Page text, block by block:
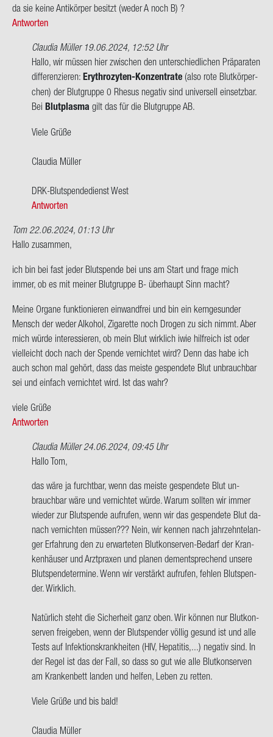
da sie keine An­ti­kör­per be­sitzt (weder A noch B) ?
Antworten
Claudia Müller19.06.2024, 12:52 Uhr
Ant­
wort
auf
Hallo,
dach­
immer
von
W.
Hallo, wir müs­sen hier zwi­schen den un­ter­schied­li­chen Prä­pa­ra­ten
dif­fe­ren­zie­ren: Erythrozyten-​Konzentrate (also rote Blut­kör­per­
chen) der Blut­grup­pe 0 Rhe­sus ne­ga­tiv sind uni­ver­sell ein­setz­bar.
Bei Blut­plas­ma gilt das für die Blut­grup­pe AB.
Viele Grüße
Clau­dia Mül­ler
DRK-​Blutspendedienst West
Antworten
Tom22.06.2024, 01:13 Uhr
Hallo zu­sam­men,
ich bin bei fast jeder Blut­spen­de bei uns am Start und frage mich
immer, ob es mit mei­ner Blut­grup­pe B- über­haupt Sinn macht?
Meine Or­ga­ne funk­tio­nie­ren ein­wand­frei und bin ein kern­ge­sun­der
Mensch der weder Al­ko­hol, Zi­ga­ret­te noch Dro­gen zu sich nimmt. Aber
mich würde in­ter­es­sie­ren, ob mein Blut wirk­lich iwie hilf­reich ist oder
viel­leicht doch nach der Spen­de ver­nich­tet wird? Denn das habe ich
auch schon mal ge­hört, dass das meis­te ge­spen­de­te Blut un­brauch­bar
sei und ein­fach ver­nich­tet wird. Ist das wahr?
viele Grüße
Antworten
Claudia Müller24.06.2024, 09:45 Uhr
Ant­
auf
Hallo
zu­
sam­
men,
ich
bin
bei…
Tom
Hallo Tom,
das wäre ja furcht­bar, wenn das meis­te ge­spen­de­te Blut un­
brauch­bar wäre und ver­nich­tet würde. Warum soll­ten wir immer
wie­der zur Blut­spen­de auf­ru­fen, wenn wir das ge­spen­de­te Blut da­
nach ver­nich­ten müs­sen??? Nein, wir ken­nen nach jahr­zehn­te­lan­
ger Er­fah­rung den zu er­war­te­ten Blutkonserven-​Bedarf der Kran­
ken­häu­ser und Arzt­pra­xen und pla­nen dem­entspre­chend un­se­re
Blut­spen­de­ter­mi­ne. Wenn wir ver­stärkt auf­ru­fen, feh­len Blut­spen­
der. Wirk­lich.
Na­tür­lich steht die Si­cher­heit ganz oben. Wir kön­nen nur Blut­kon­
ser­ven frei­ge­ben, wenn der Blut­spen­der völ­lig ge­sund ist und alle
Tests auf In­fek­ti­ons­krank­hei­ten (HIV, He­pa­ti­tis,...) ne­ga­tiv sind. In
der Regel ist das der Fall, so dass so gut wie alle Blut­kon­ser­ven
am Kran­ken­bett lan­den und hel­fen, Leben zu ret­ten.
Viele Grüße und bis bald!
Clau­dia Mül­ler